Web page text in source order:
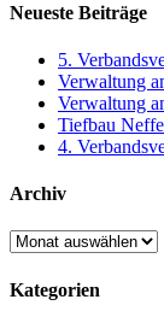
Neueste Beiträge
5.
Verwaltung
Verwaltung
Tiefbau
4.
Archiv
Archiv
Kategorien